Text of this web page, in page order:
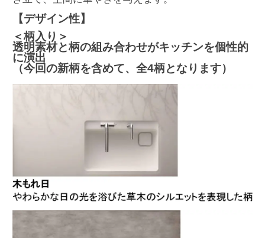
【デザイン性】
＜柄入り＞
透明素材と柄の組み合わせがキッチンを個性的
に演出
（今回の新柄を含めて、全4柄となります）